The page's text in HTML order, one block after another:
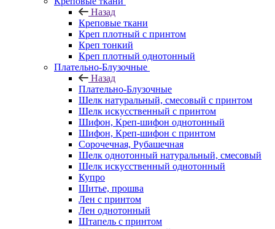
Назад
Креповые ткани
Креп плотный с принтом
Креп тонкий
Креп плотный однотонный
Плательно-Блузочные
Назад
Плательно-Блузочные
Шелк натуральный, смесовый с принтом
Шелк искусственный с принтом
Шифон, Креп-шифон однотонный
Шифон, Креп-шифон с принтом
Сорочечная, Рубашечная
Шелк однотонный натуральный, смесовый
Шелк искусственный однотонный
Купро
Шитье, прошва
Лен с принтом
Лен однотонный
Штапель с принтом